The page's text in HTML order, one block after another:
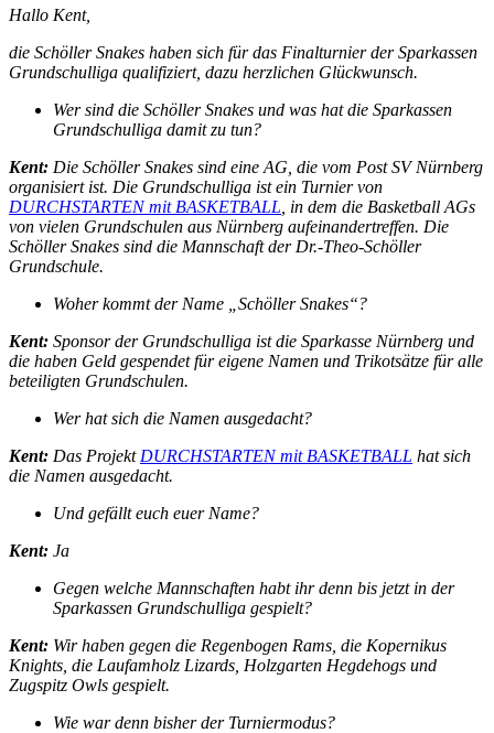
Hallo Kent,
die Schöller Snakes haben sich für das Finalturnier der Sparkassen
Grundschulliga qualifiziert, dazu herzlichen Glückwunsch.
Wer sind die Schöller Snakes und was hat die Sparkassen
Grundschulliga damit zu tun?
Kent: Die Schöller Snakes sind eine AG, die vom Post SV Nürnberg
organisiert ist. Die Grundschulliga ist ein Turnier von
DURCHSTARTEN mit BASKETBALL , in dem die Basketball AGs
von vielen Grundschulen aus Nürnberg aufeinandertreffen. Die
Schöller Snakes sind die Mannschaft der Dr.-Theo-Schöller
Grundschule.
Woher kommt der Name „Schöller Snakes“?
Kent: Sponsor der Grundschulliga ist die Sparkasse Nürnberg und
die haben Geld gespendet für eigene Namen und Trikotsätze für alle
beteiligten Grundschulen.
Wer hat sich die Namen ausgedacht?
Kent: Das Projekt DURCHSTARTEN mit BASKETBALL hat sich
die Namen ausgedacht.
Und gefällt euch euer Name?
Kent: Ja
Gegen welche Mannschaften habt ihr denn bis jetzt in der
Sparkassen Grundschulliga gespielt?
Kent: Wir haben gegen die Regenbogen Rams, die Kopernikus
Knights, die Laufamholz Lizards, Holzgarten Hegdehogs und
Zugspitz Owls gespielt.
Wie war denn bisher der Turniermodus?